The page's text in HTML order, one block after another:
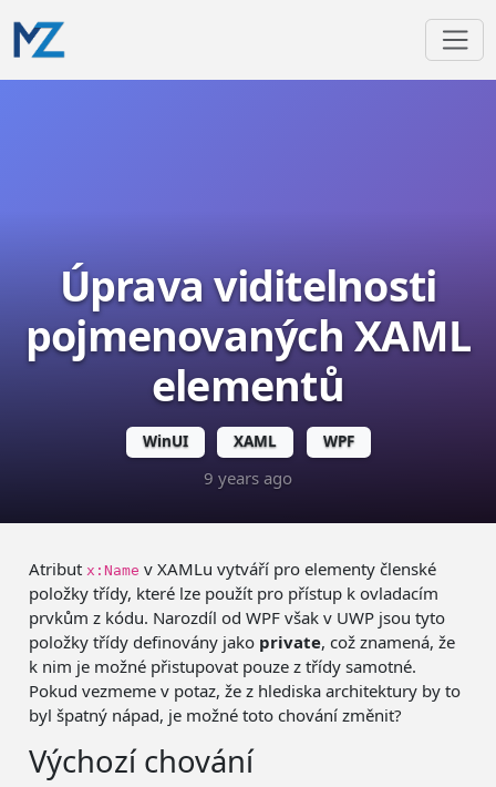
Úprava viditelnosti
pojmenovaných XAML
elementů
WinUI XAML WPF
9 years ago
Atributx:Name v XAMLu vytváří pro elementy členské
položky třídy, které lze použít pro přístup k ovladacím
prvkům z kódu. Narozdíl od WPF však v UWP jsou tyto
položky třídy definovány jako private, což znamená, že
k nim je možné přistupovat pouze z třídy samotné.
Pokud vezmeme v potaz, že z hlediska architektury by to
byl špatný nápad, je možné toto chování změnit?
Výchozí chování